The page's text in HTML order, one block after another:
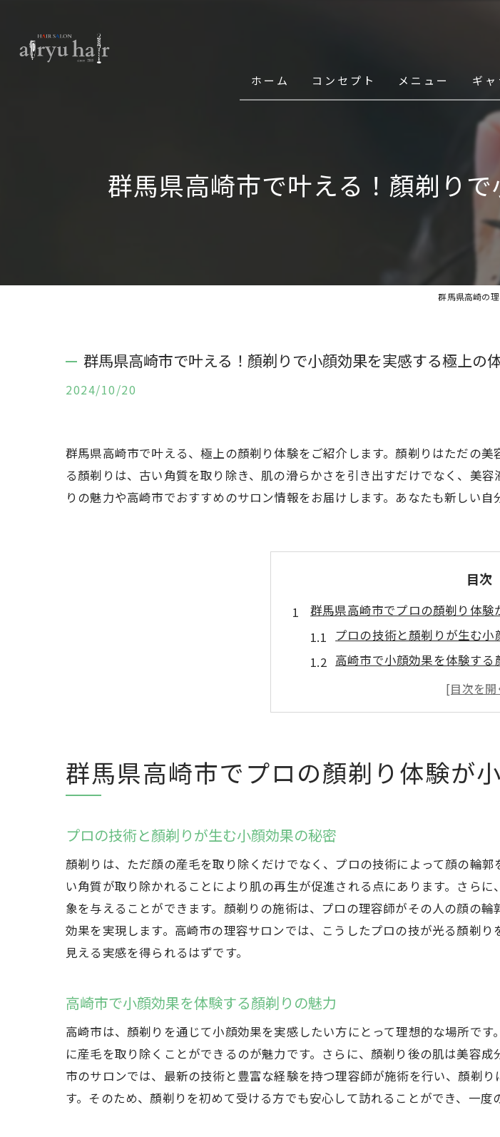
ホーム コンセプト メニュー ギャ
群馬県高崎市で叶える！顏剃り
群馬県高崎の
群馬県高崎市で叶える！顏剃りで小顔効果を実感する極上の
2024/10/20
群馬県高崎市で叶える、極上の顏剃り体験をご紹介します。顏剃りはただの
る顏剃りは、古い角質を取り除き、肌の滑らかさを引き出すだけでなく、美
りの魅力や高崎市でおすすめのサロン情報をお届けします。あなたも新しい
目次
群馬県高崎市でプロの顏剃り体験
プロの技術と顏剃りが生む小
高崎市で小顔効果を体験する
顏剃りで変わる！プロの技が
高崎市の顏剃り体験で得られ
顏剃りを通じた美顔革命を高
顏剃りの魅力とは？高崎市で体感
高崎市の顏剃り体験で感じる
美肌の秘訣は顏剃りにあり！
高崎市で顏剃りを通して美
顏剃りがもたらす滑らかな肌
顏剃りで美肌を叶える！高崎
顏剃りで再生！サロン施術
高崎市のサロンで感じる肌の
顏剃りサロンで体験する肌の
高崎市での顏剃りが肌に与え
群馬県高崎市でプロの顏剃り体験が
プロの技術と顏剃りが生む小顔効果の秘密
顏剃りは、ただ顔の産毛を取り除くだけでなく、プロの技術によって顔の輪
い角質が取り除かれることにより肌の再生が促進される点にあります。さら
象を与えることができます。顏剃りの施術は、プロの理容師がその人の顔の
効果を実現します。高崎市の理容サロンでは、こうしたプロの技が光る顏剃
見える実感を得られるはずです。
高崎市で小顔効果を体験する顏剃りの魅力
高崎市は、顏剃りを通じて小顔効果を実感したい方にとって理想的な場所で
に産毛を取り除くことができるのが魅力です。さらに、顏剃り後の肌は美容
市のサロンでは、最新の技術と豊富な経験を持つ理容師が施術を行い、顏剃
す。そのため、顏剃りを初めて受ける方でも安心して訪れることができ、一度